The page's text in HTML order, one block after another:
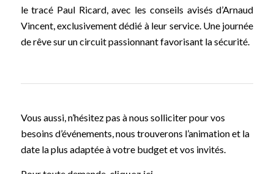
le tracé Paul Ricard, avec les conseils avisés d’Arnaud
Vincent, exclusivement dédié à leur service. Une journée
de rêve sur un circuit passionnant favorisant la sécurité.
Vous aussi, n’hésitez pas à nous solliciter pour vos
besoins d’événements, nous trouverons l’animation et la
date la plus adaptée à votre budget et vos invités.